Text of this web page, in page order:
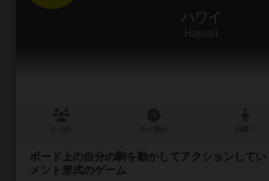
ハワイ
Hawaii
ボード上の自分の駒を動かしてアクションして
メント形式のゲーム